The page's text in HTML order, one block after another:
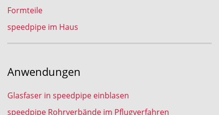
Formteile
speedpipe im Haus
Anwendungen
Glasfaser in speedpipe einblasen
speedpipe Rohrverbände im Pflugverfahren